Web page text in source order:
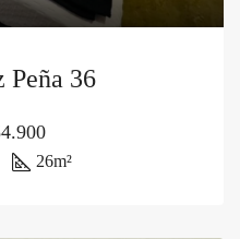
Peña 36
26m²